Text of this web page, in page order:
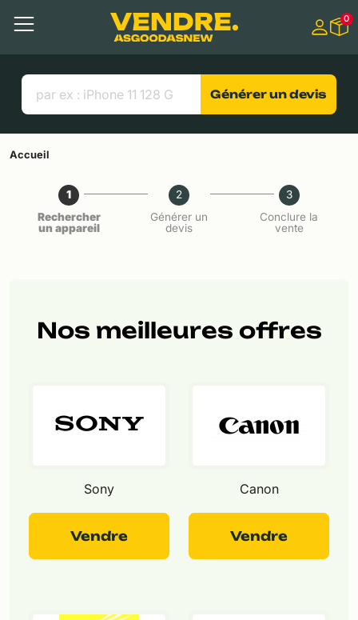
Contenu principal
Menu
Liens utiles
0
Générer un devis
Accueil
1
Rechercher
un appareil
2
Générer un
devis
3
Conclure la
vente
Nos meilleures offres
Sony
Vendre
Canon
Vendre